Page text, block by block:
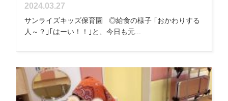
2024.03.27
サンライズキッズ保育園 ◎給食の様子 ｢おかわりする
人～？｣｢はーい！！｣と、今日も元...